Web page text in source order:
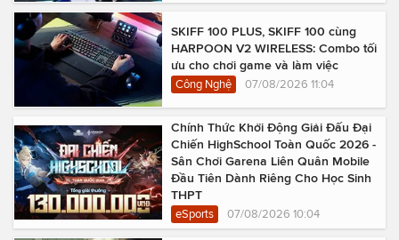
SKIFF 100 PLUS, SKIFF 100 cùng
HARPOON V2 WIRELESS: Combo tối
ưu cho chơi game và làm việc
Công Nghệ 07/08/2026 11:04
Chính Thức Khởi Động Giải Đấu Đại
Chiến HighSchool Toàn Quốc 2026 -
Sân Chơi Garena Liên Quân Mobile
Đầu Tiên Dành Riêng Cho Học Sinh
THPT
eSports 07/08/2026 10:04